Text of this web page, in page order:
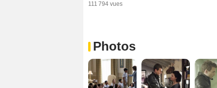
111 794 vues
Photos